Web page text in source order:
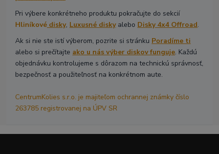
Pri výbere konkrétneho produktu pokračujte do sekcií
Hliníkové disky, Luxusné diskyalebo Disky 4x4 Offroad.
Ak si nie ste istí výberom, pozrite si stránku Poradíme ti
alebo si prečítajte ako u nás výber diskov funguje. Každú
objednávku kontrolujeme s dôrazom na technickú správnosť,
bezpečnosť a použiteľnosť na konkrétnom aute.
CentrumKolies s.r.o. je majiteľom ochrannej známky číslo
263785 registrovanej na ÚPV SR